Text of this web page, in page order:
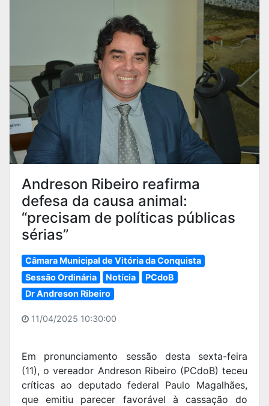
Andreson Ribeiro reafirma
defesa da causa animal:
“precisam de políticas públicas
sérias”
Câmara Municipal de Vitória da Conquista
Sessão Ordinária
Notícia
PCdoB
Dr Andreson Ribeiro
11/04/2025 10:30:00
Em pronunciamento sessão desta sexta-feira
(11), o vereador Andreson Ribeiro (PCdoB) teceu
críticas ao deputado federal Paulo Magalhães,
que emitiu parecer favorável à cassação do